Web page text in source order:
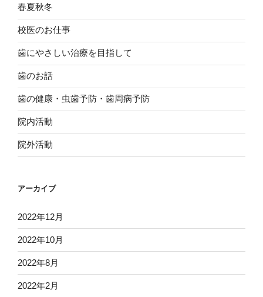
春夏秋冬
校医のお仕事
歯にやさしい治療を目指して
歯のお話
歯の健康・虫歯予防・歯周病予防
院内活動
院外活動
アーカイブ
2022年12月
2022年10月
2022年8月
2022年2月